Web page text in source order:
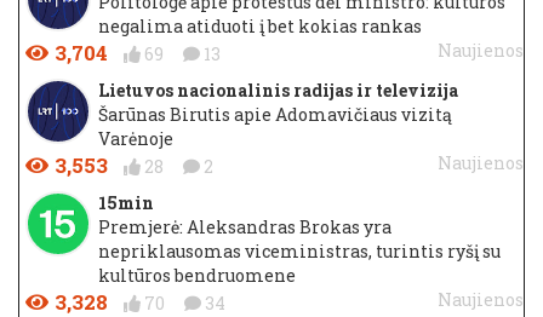
negalima atiduoti į bet kokias rankas
3,704 69 13
Naujienos
Lietuvos nacionalinis radijas ir televizija
Šarūnas Birutis apie Adomavičiaus vizitą
Varėnoje
3,553 28 2
Naujienos
15min
Premjerė: Aleksandras Brokas yra
nepriklausomas viceministras, turintis ryšį su
kultūros bendruomene
3,328 70 34
Naujienos